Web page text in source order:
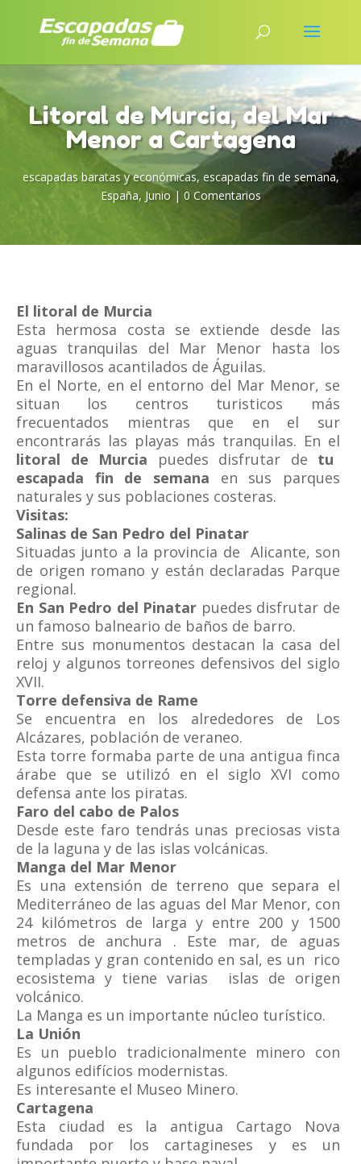
Litoral de Murcia, del Mar
Menor a Cartagena
escapadas baratas y económicas, escapadas fin de semana,
España, Junio| 0 Comentarios
El litoral de Murcia
Esta hermosa costa se extiende desde las
aguas tranquilas del Mar Menor hasta los
maravillosos acantilados de Águilas.
En el Norte, en el entorno del Mar Menor, se
situan los centros turisticos más
frecuentados mientras que en el sur
encontrarás las playas más tranquilas. En el
litoral de Murcia puedes disfrutar de tu
escapada fin de semana en sus parques
naturales y sus poblaciones costeras.
Visitas:
Salinas de San Pedro del Pinatar
Situadas junto a la provincia de Alicante, son
de origen romano y están declaradas Parque
regional.
En San Pedro del Pinatar puedes disfrutar de
un famoso balneario de baños de barro.
Entre sus monumentos destacan la casa del
reloj y algunos torreones defensivos del siglo
XVII.
Torre defensiva de Rame
Se encuentra en los alrededores de Los
Alcázares, población de veraneo.
Esta torre formaba parte de una antigua finca
árabe que se utilizó en el siglo XVI como
defensa ante los piratas.
Faro del cabo de Palos
Desde este faro tendrás unas preciosas vista
de la laguna y de las islas volcánicas.
Manga del Mar Menor
Es una extensión de terreno que separa el
Mediterráneo de las aguas del Mar Menor, con
24 kilómetros de larga y entre 200 y 1500
metros de anchura . Este mar, de aguas
templadas y gran contenido en sal, es un rico
ecosistema y tiene varias islas de origen
volcánico.
La Manga es un importante núcleo turístico.
La Unión
Es un pueblo tradicionalmente minero con
algunos edifícios modernistas.
Es interesante el Museo Minero.
Cartagena
Esta ciudad es la antigua Cartago Nova
fundada por los cartagineses y es un